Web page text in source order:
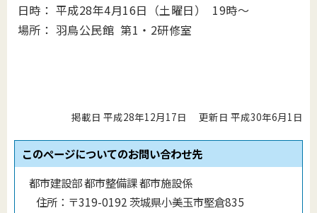
日時： 平成28年4月16日（土曜日） 19時～
場所： 羽鳥公民館 第1・2研修室
掲載日 平成28年12月17日 更新日 平成30年6月1日
このページについてのお問い合わせ先
都市建設部 都市整備課 都市施設係
住所： 〒319-0192 茨城県小美玉市堅倉835